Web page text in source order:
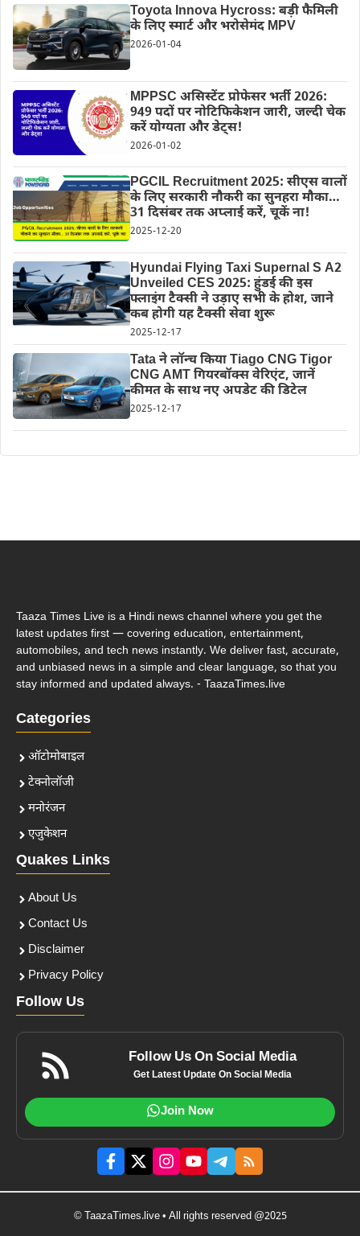
Toyota Innova Hycross: बड़ी फैमिली
के लिए स्मार्ट और भरोसेमंद MPV
2026-01-04
MPPSC असिस्टेंट प्रोफेसर भर्ती 2026:
949 पदों पर नोटिफिकेशन जारी, जल्दी चेक
करें योग्यता और डेट्स!
2026-01-02
PGCIL Recruitment 2025: सीएस वालों
के लिए सरकारी नौकरी का सुनहरा मौका…
31 दिसंबर तक अप्लाई करें, चूकें ना!
2025-12-20
Hyundai Flying Taxi Supernal S A2
Unveiled CES 2025: हुंडई की इस
फ्लाइंग टैक्सी ने उड़ाए सभी के होश, जाने
कब होगी यह टैक्सी सेवा शुरू
2025-12-17
Tata ने लॉन्च किया Tiago CNG Tigor
CNG AMT गियरबॉक्स वेरिएंट, जानें
कीमत के साथ नए अपडेट की डिटेल
2025-12-17
Taaza Times Live is a Hindi news channel where you get the
latest updates first — covering education, entertainment,
automobiles, and tech news instantly. We deliver fast, accurate,
and unbiased news in a simple and clear language, so that you
stay informed and updated always. - TaazaTimes.live
Categories
ऑटोमोबाइल
टेक्नोलॉजी
मनोरंजन
एजुकेशन
Quakes Links
About Us
Contact Us
Disclaimer
Privacy Policy
Follow Us
Follow Us On Social Media
Get Latest Update On Social Media
Join Now
© TaazaTimes.live • All rights reserved @2025